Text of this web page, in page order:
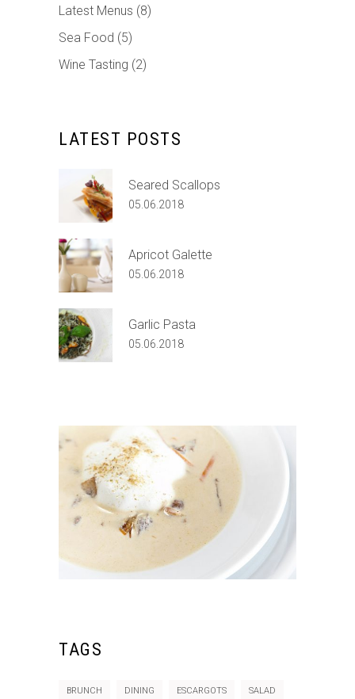
Latest Menus (8)
Sea Food (5)
Wine Tasting (2)
LATEST POSTS
Seared Scallops
05.06.2018
Apricot Galette
05.06.2018
Garlic Pasta
05.06.2018
TAGS
BRUNCH DINING ESCARGOTS SALAD